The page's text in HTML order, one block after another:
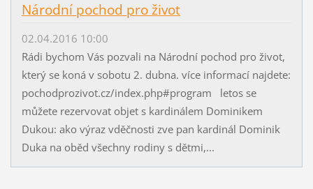
Národní pochod pro život
02.04.2016 10:00
Rádi bychom Vás pozvali na Národní pochod pro život,
který se koná v sobotu 2. dubna. více informací najdete:
pochodprozivot.cz/index.php#program letos se
můžete rezervovat objet s kardinálem Dominikem
Dukou: ako výraz vděčnosti zve pan kardinál Dominik
Duka na oběd všechny rodiny s dětmi,...